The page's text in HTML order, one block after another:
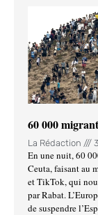
60 000
La Rédaction
En une nuit, 60
Ceuta, faisant au
et TikTok, qui
par Rabat.
de suspendre